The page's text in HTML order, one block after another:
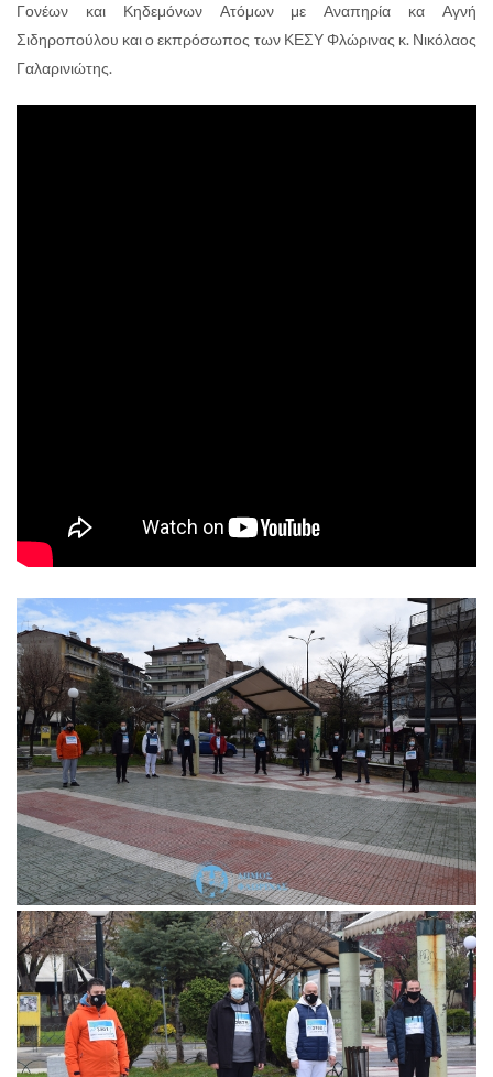
Γονέων και Κηδεμόνων Ατόμων με Αναπηρία κα Αγνή
Σιδηροπούλου και ο εκπρόσωπος των ΚΕΣΥ Φλώρινας κ. Νικόλαος
Γαλαρινιώτης.